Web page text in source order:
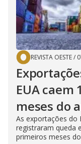
REVISTA OESTE/
EUA caem
meses do
As exportações do
registraram queda
primeiros meses